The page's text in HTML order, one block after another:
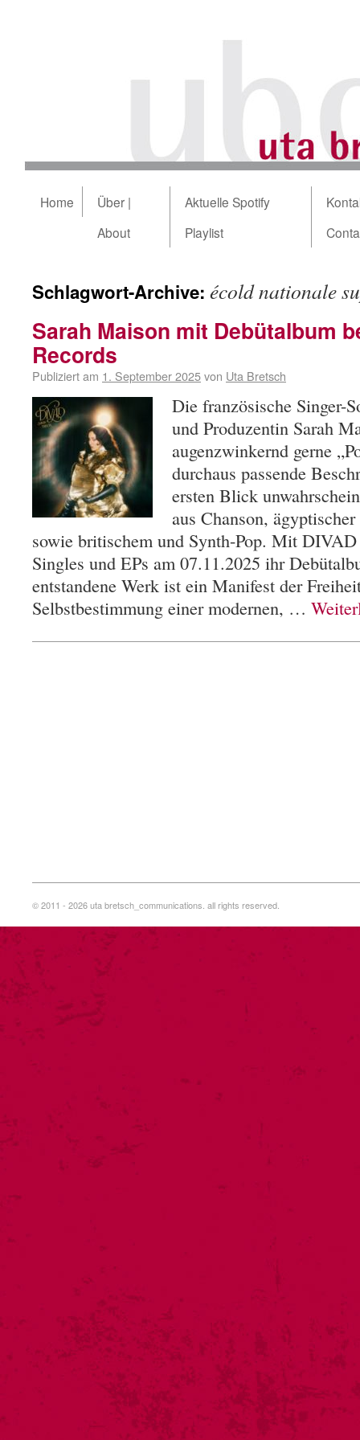
Home
Über |
About
Aktuelle Spotify
Playlist
Schlagwort-Archive: écold nationale
Sarah Maison mit Debütalbum
Records
Publiziert am 1. September 2025von Uta Bretsch
Die französische Singer-
und Produzentin Sarah
augenzwinkernd gerne
durchaus passende
ersten Blick
aus Chanson,
sowie britischem und Synth-Pop. Mit
Singles und EPs am 07.11.2025 ihr
entstandene Werk ist ein Manifest der
Selbstbestimmung einer modernen, …
© 2011 - 2026 uta bretsch_communications. all rights reserved.